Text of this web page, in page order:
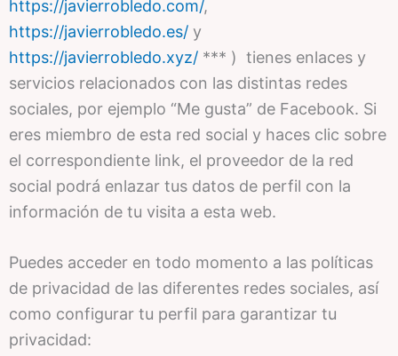
https://javierrobledo.com/,
https://javierrobledo.es/ y
https://javierrobledo.xyz/ *** ) tienes enlaces y
servicios relacionados con las distintas redes
sociales, por ejemplo “Me gusta” de Facebook. Si
eres miembro de esta red social y haces clic sobre
el correspondiente link, el proveedor de la red
social podrá enlazar tus datos de perfil con la
información de tu visita a esta web.
Puedes acceder en todo momento a las políticas
de privacidad de las diferentes redes sociales, así
como configurar tu perfil para garantizar tu
privacidad: